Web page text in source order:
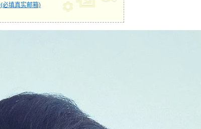
必填真实邮箱)